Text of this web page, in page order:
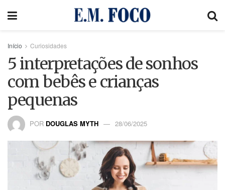
Início Curiosidades
5 interpretações de sonhos
com bebês e crianças
pequenas
POR DOUGLAS MYTH 28/06/2025